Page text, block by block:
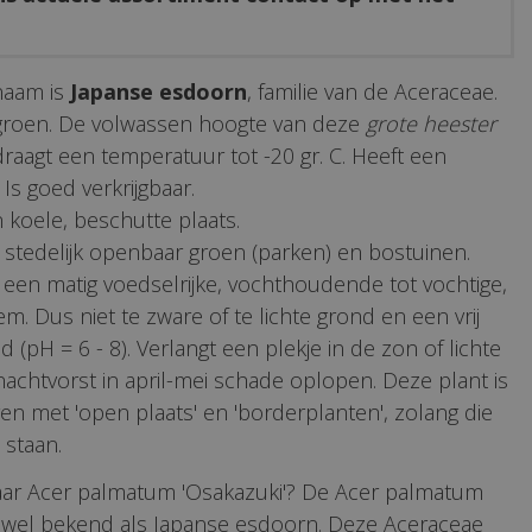
is Japanse esdoorn, familie van de Aceraceae.
De volwassen hoogte van deze grote heester
een temperatuur tot -20 gr. C. Heeft een
goed verkrijgbaar.
koele, beschutte plaats.
openbaar groen (parken) en bostuinen.
matig voedselrijke, vochthoudende tot vochtige,
Dus niet te zware of te lichte grond en een vrij
(pH = 6 - 8). Verlangt een plekje in de zon of lichte
in april-mei schade oplopen. Deze plant is
met 'open plaats' en 'borderplanten', zolang die
Acer palmatum 'Osakazuki'? De Acer palmatum
bekend als Japanse esdoorn. Deze Aceraceae